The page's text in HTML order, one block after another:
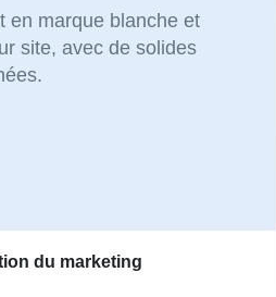
en marque blanche et
site, avec de solides
du marketing